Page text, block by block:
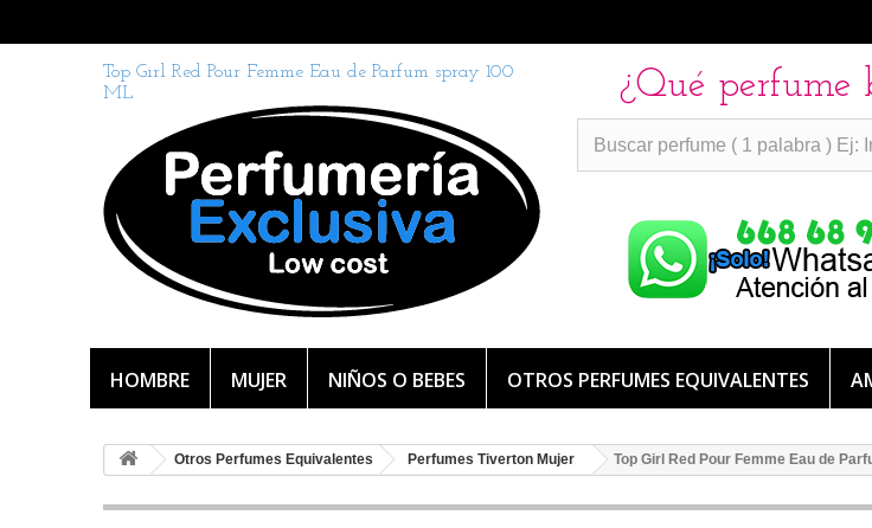
Top Girl Red Pour Femme Eau de Parfum spray 100
ML
¿Qué perfume
HOMBRE MUJER NIÑOS O BEBES OTROS PERFUMES EQUIVALENTES
Otros Perfumes Equivalentes Perfumes Tiverton Mujer Top Girl Red Pour Femme Eau de